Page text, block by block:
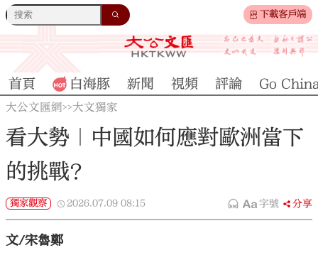
下載客戶端
首頁 白海豚 新聞 視頻 評論 Go
大公文匯網>>大文獨家
看大勢｜中國如何應對歐洲當下
的挑戰？
獨家觀察 2026.07.09 08:15 字號 分享
文/宋魯鄭